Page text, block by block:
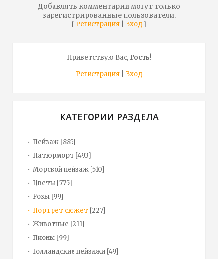
Добавлять комментарии могут только
зарегистрированные пользователи.
[ Регистрация Вход ]
Приветствую Вас,Гость!
Регистрация
Вход
КАТЕГОРИИ РАЗДЕЛА
Пейзаж [885]
Натюрморт [493]
Морской пейзаж [510]
Цветы [775]
Розы [99]
Портрет сюжет [227]
Животные [211]
Пионы [99]
Голландские пейзажи [49]